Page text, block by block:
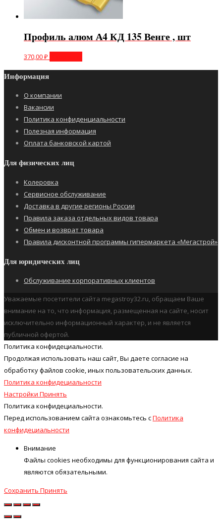
Профиль алюм А4 КД 135 Венге , шт
370,00₽
Информация
О компании
Вакансии
Политика конфиденциальности
Полезная информация
Оплата банковской картой
Для физических лиц
Колеровка
Сервисное обслуживание
Доставка в другие регионы России
Правила заказа отдельных видов товара
Обмен и возврат товара
Правила дисконтной программы гипермаркета «Мегастрой»
Для юридических лиц
Обслуживание корпоративных клиентов
Уважаемые посетители сайта megastroy32.ru, обращаем Ваше
внимание на то, что информация, размещенная на сайте, носит
исключительно информационный характер, и не является
публичной офертой.
Политика конфидециальности.
Продолжая использовать наш cайт, Вы даете согласие на
обработку файлов cookie, иных пользовательских данных.
Политика конфидециальности
Настройки Принять
Политика конфидециальности.
Перед использованием сайта ознакомьтесь сПолитика
конфидециальности
Внимание
Файлы cookies необходимы для функционирования сайта и
являются обязательными.
Сохранить Принять